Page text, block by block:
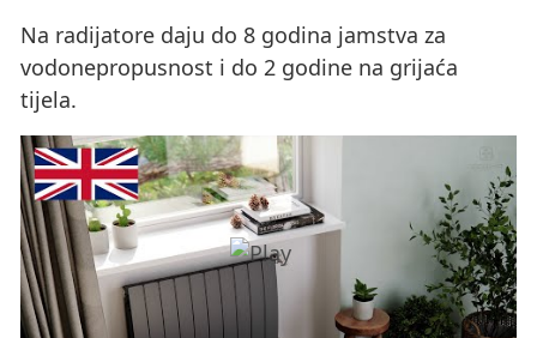
Na radijatore daju do 8 godina jamstva za
vodonepropusnost i do 2 godine na grijaća
tijela.